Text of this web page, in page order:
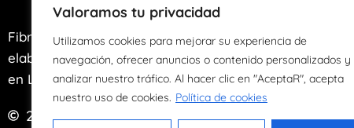
Valoramos tu privacidad
Utilizamos cookies para mejorar su experiencia de
navegación, ofrecer anuncios o contenido personalizados y
analizar nuestro tráfico. Al hacer clic en "AceptaR", acepta
nuestro uso de cookies. Política de cookies
Fibras de Agua es un taller artesano de
elaboración y transformación de papel ubicado
en Llanes, Asturias desde el año 2004.
2024 Derechos reservados